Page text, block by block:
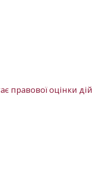
правової оцінки дій